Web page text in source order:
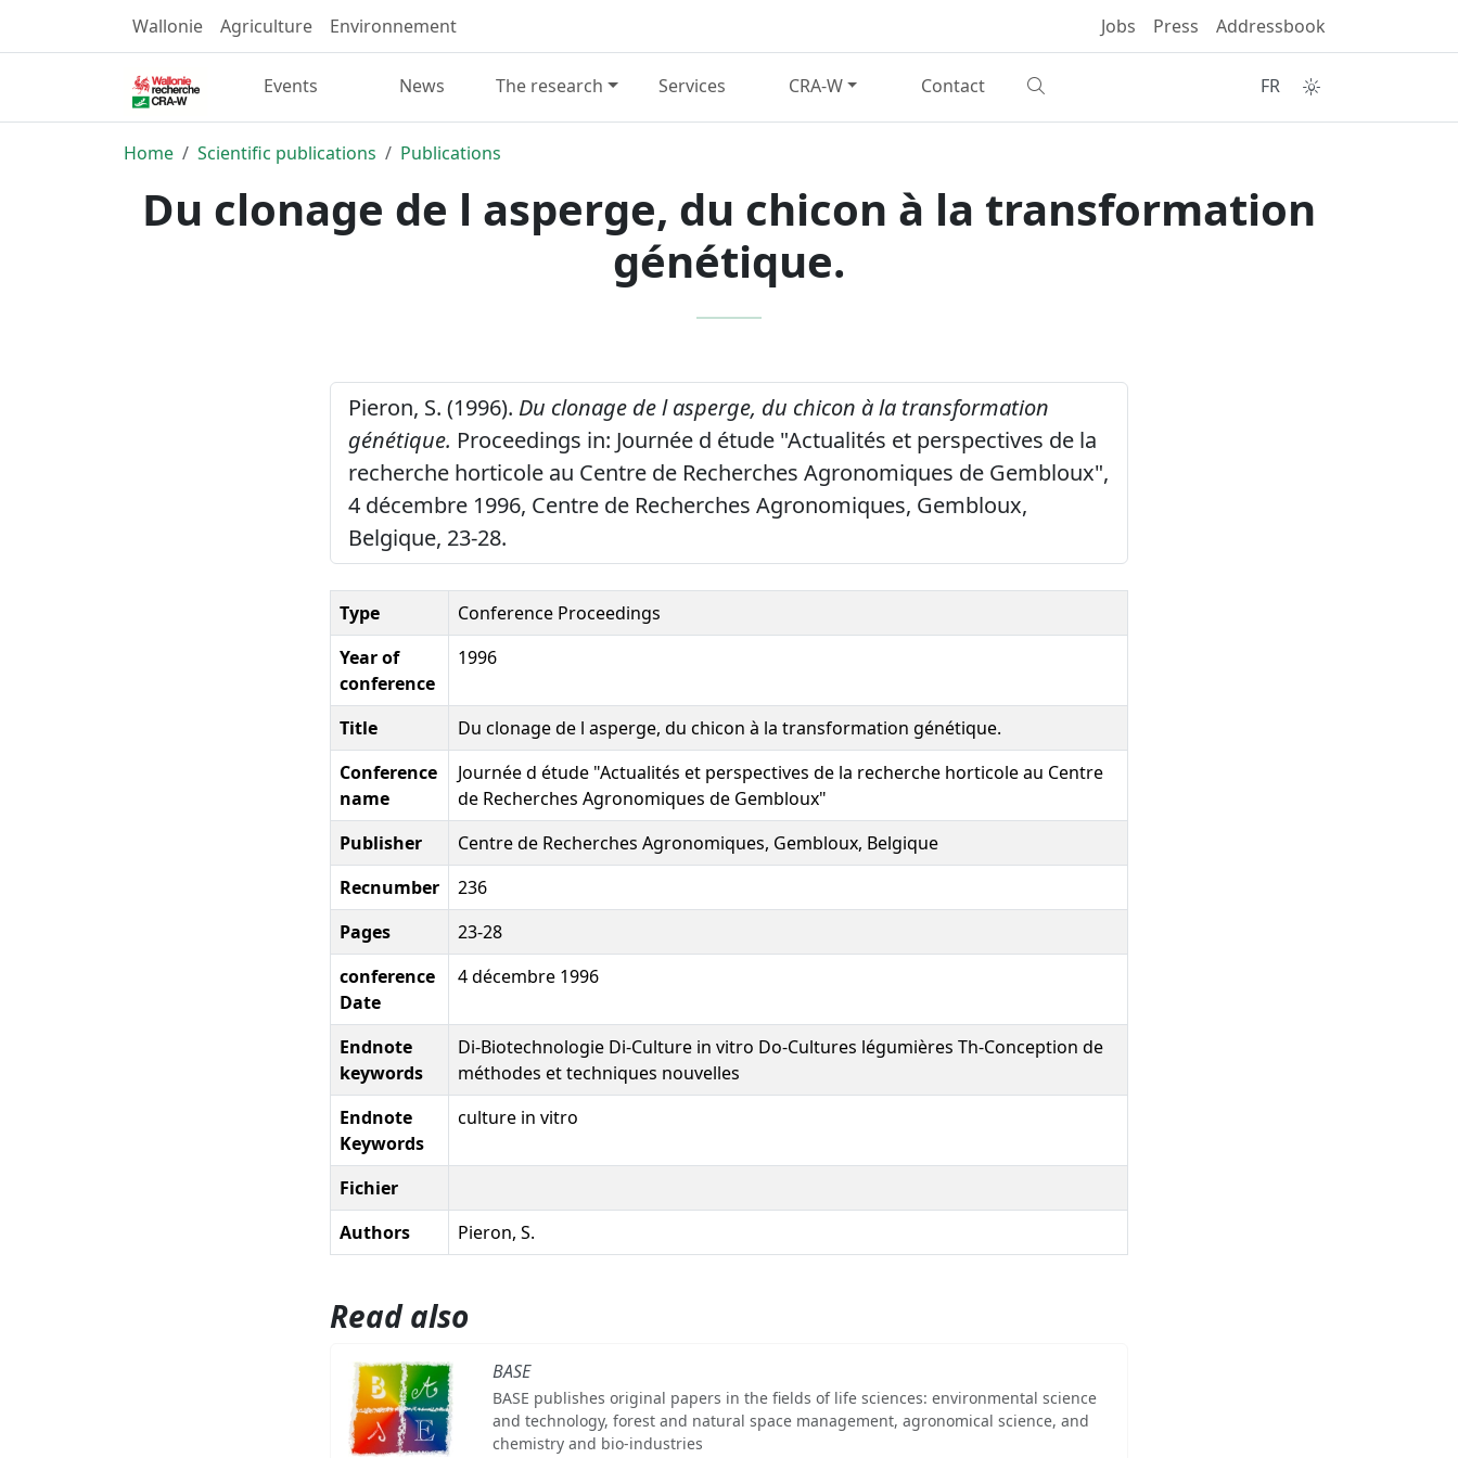
Wallonie Agriculture Environnement Jobs Press Addressbook
Events News The research Services CRA-W Contact FR
Home Scientific publications Publications
Du clonage de l asperge, du chicon à la transformation
génétique.
Pieron, S. (1996). Du clonage de l asperge, du chicon à la transformation
génétique. Proceedings in: Journée d étude "Actualités et perspectives de la
recherche horticole au Centre de Recherches Agronomiques de Gembloux",
4 décembre 1996, Centre de Recherches Agronomiques, Gembloux,
Belgique, 23-28.
Type
Conference Proceedings
Year of
conference
1996
Title
Du clonage de l asperge, du chicon à la transformation génétique.
Conference
name
Journée d étude "Actualités et perspectives de la recherche horticole au Centre
de Recherches Agronomiques de Gembloux"
Publisher
Centre de Recherches Agronomiques, Gembloux, Belgique
Recnumber
236
Pages
23-28
conference
Date
4 décembre 1996
Endnote
keywords
Di-Biotechnologie Di-Culture in vitro Do-Cultures légumières Th-Conception de
méthodes et techniques nouvelles
Endnote
Keywords
culture in vitro
Fichier
Authors
Pieron, S.
Read also
BASE
BASE publishes original papers in the fields of life sciences: environmental science
and technology, forest and natural space management, agronomical science, and
chemistry and bio-industries